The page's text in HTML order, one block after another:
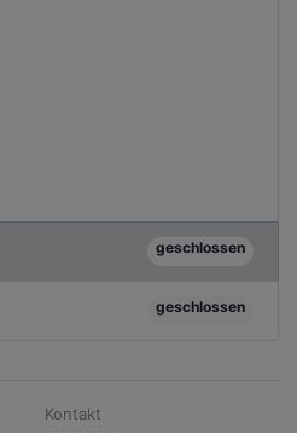
geschlossen
geschlossen
Kontakt